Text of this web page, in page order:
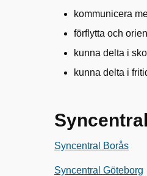
kommunicera
förflytta och
kunna delta i
kunna delta i
Syncentral Borås
Syncentral Göteborg